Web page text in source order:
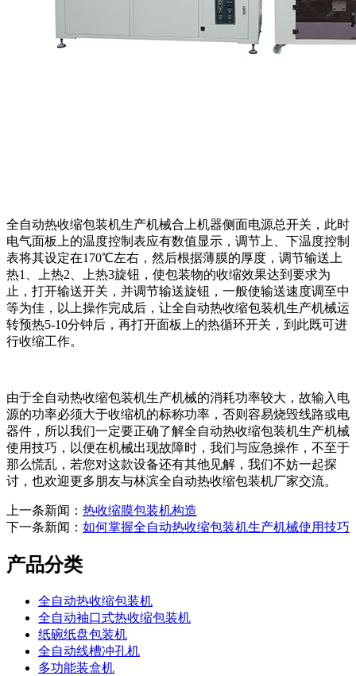
全自动热收缩包装机生产机械合上机器侧面电源总开关，此时
电气面板上的温度控制表应有数值显示，调节上、下温度控制
表将其设定在170℃左右，然后根据薄膜的厚度，调节输送上
热1、上热2、上热3旋钮，使包装物的收缩效果达到要求为
止，打开输送开关，并调节输送旋钮，一般使输送速度调至中
等为佳，以上操作完成后，让全自动热收缩包装机生产机械运
转预热5-10分钟后，再打开面板上的热循环开关，到此既可进
行收缩工作。
由于全自动热收缩包装机生产机械的消耗功率较大，故输入电
源的功率必须大于收缩机的标称功率，否则容易烧毁线路或电
器件，所以我们一定要正确了解全自动热收缩包装机生产机械
使用技巧，以便在机械出现故障时，我们与应急操作，不至于
那么慌乱，若您对这款设备还有其他见解，我们不妨一起探
讨，也欢迎更多朋友与林滨全自动热收缩包装机厂家交流。
上一条新闻： 热收缩膜包装机构造
下一条新闻： 如何掌握全自动热收缩包装机生产机械使用技巧
产品分类
全自动热收缩包装机
全自动袖口式热收缩包装机
纸碗纸盘包装机
全自动线槽冲孔机
多功能装盒机